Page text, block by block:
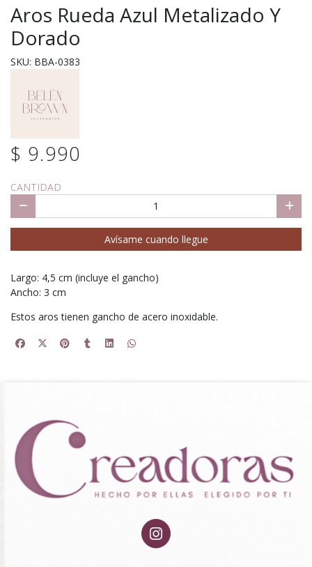
Aros Rueda Azul Metalizado Y
Dorado
SKU: BBA-0383
$ 9.990
CANTIDAD
Avísame cuando llegue
Largo: 4,5 cm (incluye el gancho)
Ancho: 3 cm
Estos aros tienen gancho de acero inoxidable.